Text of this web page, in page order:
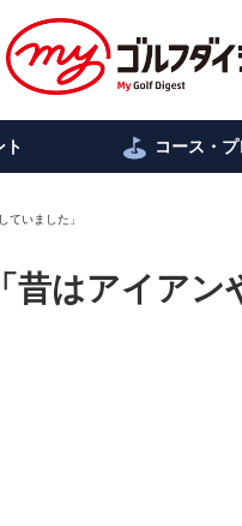
ト コース・
ていました」
昔はアイアン